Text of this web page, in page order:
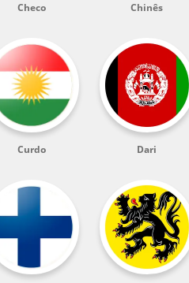
Checo Chinês
Curdo Dari